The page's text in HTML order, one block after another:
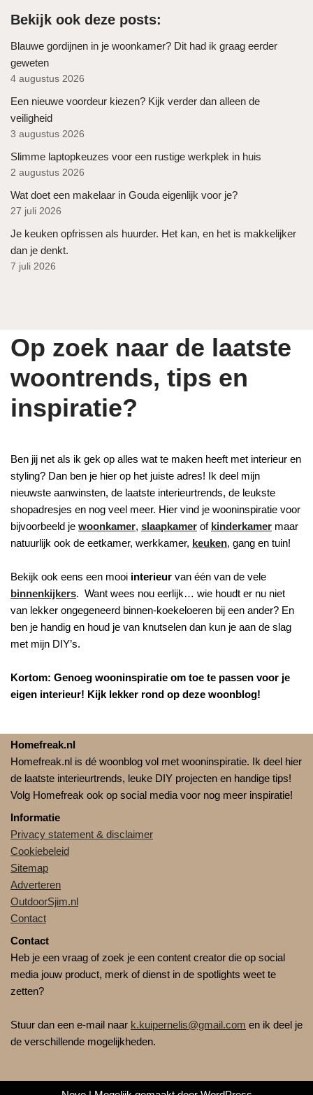
Bekijk ook deze posts:
Blauwe gordijnen in je woonkamer? Dit had ik graag eerder
geweten
4 augustus 2026
Een nieuwe voordeur kiezen? Kijk verder dan alleen de
veiligheid
3 augustus 2026
Slimme laptopkeuzes voor een rustige werkplek in huis
2 augustus 2026
Wat doet een makelaar in Gouda eigenlijk voor je?
27 juli 2026
Je keuken opfrissen als huurder. Het kan, en het is makkelijker
dan je denkt.
7 juli 2026
Op zoek naar de laatste
woontrends, tips en
inspiratie?
Ben jij net als ik gek op alles wat te maken heeft met interieur en
styling? Dan ben je hier op het juiste adres! Ik deel mijn
nieuwste aanwinsten, de laatste interieurtrends, de leukste
shopadresjes en nog veel meer. Hier vind je wooninspiratie voor
bijvoorbeeld je woonkamer, slaapkamer of kinderkamer maar
natuurlijk ook de eetkamer, werkkamer, keuken, gang en tuin!
Bekijk ook eens een mooi interieur van één van de vele
binnenkijkers. Want wees nou eerlijk… wie houdt er nu niet
van lekker ongegeneerd binnen-koekeloeren bij een ander? En
ben je handig en houd je van knutselen dan kun je aan de slag
met mijn DIY’s.
Kortom: Genoeg wooninspiratie om toe te passen voor je
eigen interieur! Kijk lekker rond op deze woonblog!
Homefreak.nl
Homefreak.nl is dé woonblog vol met wooninspiratie. Ik deel hier
de laatste interieurtrends, leuke DIY projecten en handige tips!
Volg Homefreak ook op social media voor nog meer inspiratie!
Informatie
Privacy statement & disclaimer
Cookiebeleid
Sitemap
Adverteren
OutdoorSjim.nl
Contact
Contact
Heb je een vraag of zoek je een content creator die op social
media jouw product, merk of dienst in de spotlights weet te
zetten?
Stuur dan een e-mail naar k.kuipernelis@gmail.com en ik deel je
de verschillende mogelijkheden.